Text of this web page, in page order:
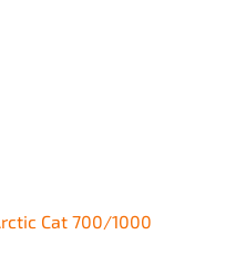
Cat 700/1000